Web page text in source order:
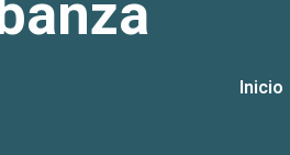
Inicio